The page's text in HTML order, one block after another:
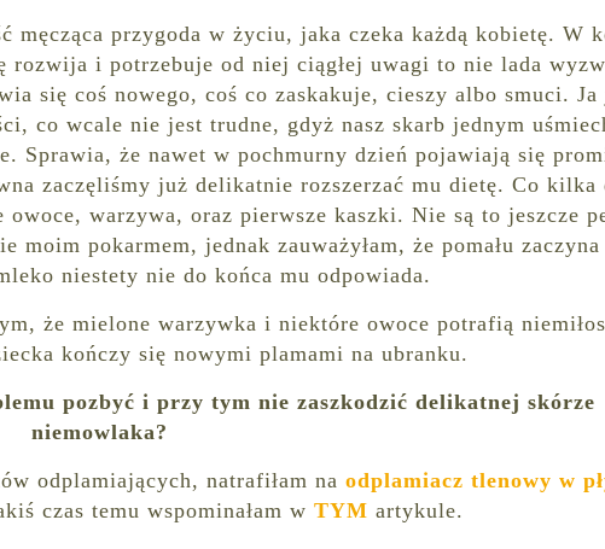
przygoda w życiu, jaka czeka każdą kobietę. W
rozwija i potrzebuje od niej ciągłej uwagi to nie lada
się coś nowego, coś co zaskakuje, cieszy albo smuci. Ja
co wcale nie jest trudne, gdyż nasz skarb jednym
Sprawia, że nawet w pochmurny dzień pojawiają się
zaczęliśmy już delikatnie rozszerzać mu dietę. Co kilka
warzywa, oraz pierwsze kaszki. Nie są to jeszcze
moim pokarmem, jednak zauważyłam, że pomału
niestety nie do końca mu odpowiada.
że mielone warzywka i niektóre owoce potrafią
kończy się nowymi plamami na ubranku.
pozbyć i przy tym nie zaszkodzićdelikatnej skórze
niemowlaka?
odplamiających, natrafiłam naodplamiacz tlenowy w
czas temu wspominałam wTYM artykule.